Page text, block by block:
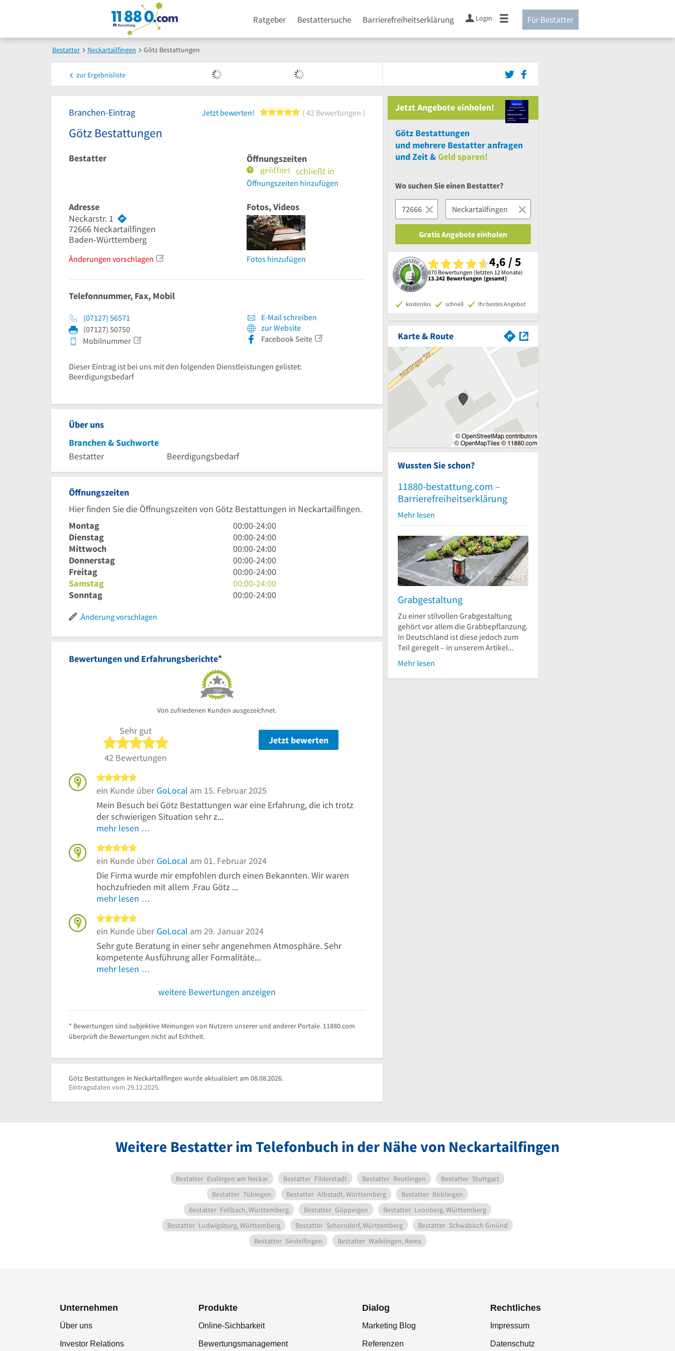
Ratgeber Bestattersuche Barrierefreiheitserklärung Login Für Bestatter
Bestatter Neckartailfingen Götz Bestattungen
zur Ergebnisliste
Branchen-Eintrag Jetzt bewerten! 5 von 5 Sternen
42 Bewertungen
Götz Bestattungen
Bestatter
Öffnungszeiten
schließt in
Öffnungszeiten hinzufügen
Adresse
Neckarstr. 1
72666 Neckartailfingen
Baden-Württemberg
Änderungen vorschlagen
Fotos, Videos
Fotos hinzufügen
Telefonnummer, Fax, Mobil
(07127) 56571
(07127) 50750
Mobilnummer
E-Mail schreiben
zur Website
Facebook Seite
Dieser Eintrag ist bei uns mit den folgenden Dienstleistungen gelistet:
Beerdigungsbedarf
Über uns
Branchen & Suchworte
Bestatter
Beerdigungsbedarf
Öffnungszeiten
Hier finden Sie die Öffnungszeiten von Götz Bestattungen in Neckartailfingen.
Montag
0
Uhr
bis
24
Uhr
00:00-24:00
Dienstag
0
Uhr
bis
24
Uhr
00:00-24:00
Mittwoch
0
Uhr
bis
24
Uhr
00:00-24:00
Donnerstag
0
Uhr
bis
24
00:00-24:00
Freitag
0
Uhr
bis
00:00-24:00
Samstag
0
Uhr
00:00-24:00
Sonntag
0
Uhr
00:00-24:00
Änderung vorschlagen
Bewertungen und Erfahrungsberichte*
TOP
Von zufriedenen Kunden ausgezeichnet.
Sehr gut
5 von 5 Sternen
42 Bewertungen
Jetzt bewerten
ein Kunde über GoLocal am 15. Februar 2025
Mein Besuch bei Götz Bestattungen war eine Erfahrung, die ich trotz
der schwierigen Situation sehr z...
mehr lesen …
ein Kunde über GoLocal am 01. Februar 2024
Die Firma wurde mir empfohlen durch einen Bekannten. Wir waren
hochzufrieden mit allem .Frau Götz ...
mehr lesen …
ein Kunde über GoLocal am 29. Januar 2024
Sehr gute Beratung in einer sehr angenehmen Atmosphäre. Sehr
kompetente Ausführung aller Formalitäte...
mehr lesen …
weitere Bewertungen anzeigen
* Bewertungen sind subjektive Meinungen von Nutzern unserer und anderer Portale. 11880.com
überprüft die Bewertungen nicht auf Echtheit.
Götz Bestattungen in Neckartailfingen wurde aktualisiert am 08.08.2026.
Eintragsdaten vom 29.12.2025.
Jetzt Angebote einholen!
Götz Bestattungen
und mehrere Bestatter anfragen
und Zeit &Geld sparen!
Wo suchen Sie einen Bestatter?
Gratis Angebote einholen
4,6 / 5
870 Bewertungen (letzten 12 Monate)
13.242 Bewertungen (gesamt)
kostenlos schnell Ihr bestes Angebot
Karte & Route
Wussten Sie schon?
11880-bestattung.com –
Barrierefreiheitserklärung
Mehr lesen
Grabgestaltung
Zu einer stilvollen Grabgestaltung
gehört vor allem die Grabbepflanzung.
In Deutschland ist diese jedoch zum
Teil geregelt – in unserem Artikel...
Mehr lesen
Weitere Bestatter im Telefonbuch in der Nähe von Neckartailfingen
Bestatter Esslingen am Neckar Bestatter Filderstadt Bestatter Reutlingen Bestatter Stuttgart
Bestatter Tübingen Bestatter Albstadt, Württemberg Bestatter Böblingen
Bestatter Fellbach, Württemberg Bestatter Göppingen Bestatter Leonberg, Württemberg
Bestatter Ludwigsburg, Württemberg Bestatter Schorndorf, Württemberg Bestatter Schwäbisch Gmünd
Bestatter Sindelfingen Bestatter Waiblingen, Rems
Unternehmen
Über uns
Investor Relations
Produkte
Online-Sichbarkeit
Bewertungsmanagement
Dialog
Marketing Blog
Referenzen
Rechtliches
Impressum
Datenschutz